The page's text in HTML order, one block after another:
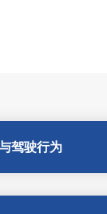
驾驶行为